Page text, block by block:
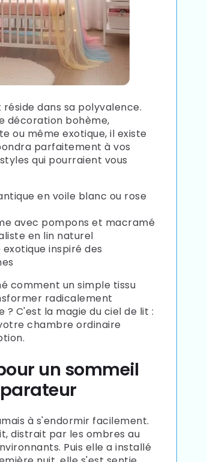
dans sa polyvalence.
décoration bohème,
ou même exotique, il existe
parfaitement à vos
qui pourraient vous
en voile blanc ou rose
avec pompons et macramé
en lin naturel
inspiré des
comment un simple tissu
radicalement
? C'est la magie du ciel de lit :
chambre ordinaire
un sommeil
à s'endormir facilement.
distrait par les ombres au
Puis elle a installé